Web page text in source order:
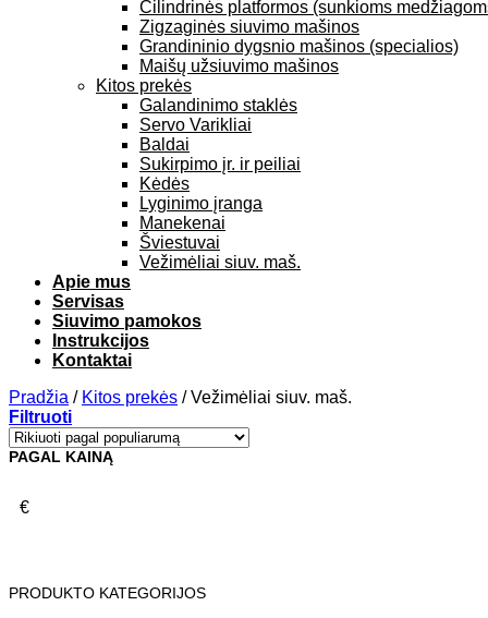
Cilindrinės platformos (sunkioms
Zigzaginės siuvimo mašinos
Grandininio dygsnio mašinos (specialios)
Maišų užsiuvimo mašinos
Kitos prekės
Galandinimo staklės
Servo Varikliai
Baldai
Sukirpimo įr. ir peiliai
Kėdės
Lyginimo įranga
Manekenai
Šviestuvai
Vežimėliai siuv. maš.
Apie mus
Servisas
Siuvimo pamokos
Instrukcijos
Kontaktai
Pradžia / Kitos prekės /Vežimėliai siuv. maš.
Filtruoti
PAGAL KAINĄ
€
PRODUKTO KATEGORIJOS